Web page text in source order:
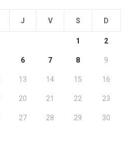
J V S D
1 2
6 7 8 9
13 14 15 16
20 21 22 23
27 28 29 30